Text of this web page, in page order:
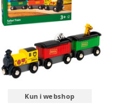
Kun i webshop